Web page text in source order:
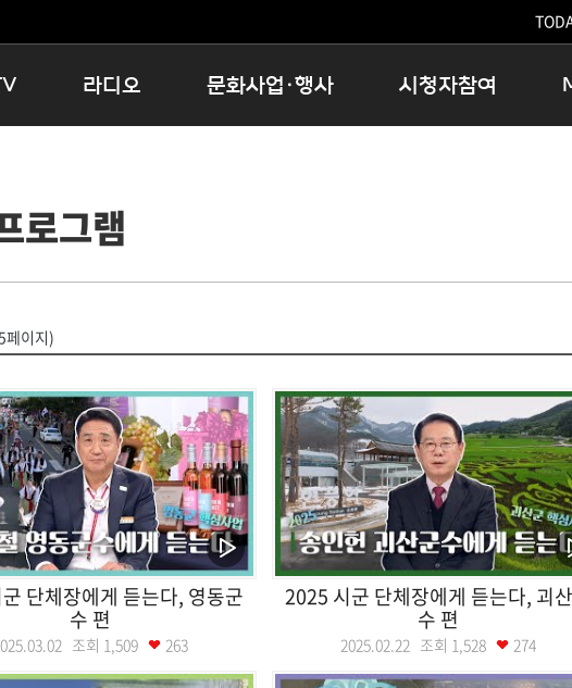
컷
행 길
FLEX
로그램
로그램
라디오
16:00 완벽한 하루
우리 고향, 부탁해!
문화사업·행사
청원생명쌀 대청호마라톤
로컬 콘텐츠 Hub
문화행사 아카이빙
시청자참여
결
로그램
이지)
단체장에게 듣는다, 영동군
수 편
조회 1,509 263
2025 시군 단체장에게 듣는다, 괴
수 편
2025.02.22 조회 1,528 274